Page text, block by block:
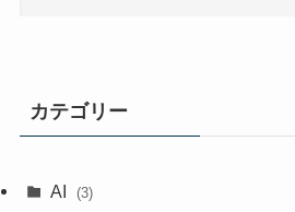
カテゴリー
AI (3)